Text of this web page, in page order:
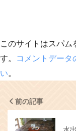
このサイトはスパム
す。
コメントデータ
い。
前の記事